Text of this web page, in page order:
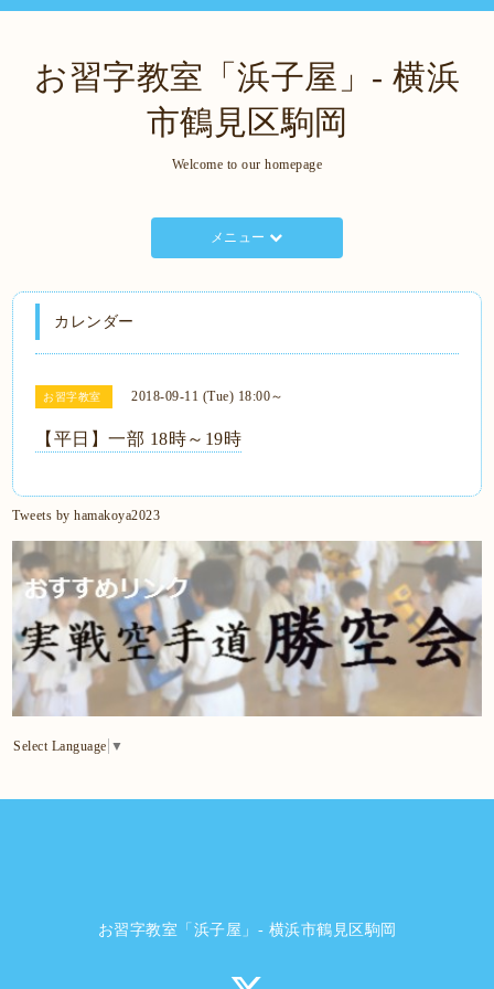
お習字教室「浜子屋」- 横浜
市鶴見区駒岡
Welcome to our homepage
メニュー
カレンダー
お習字教室 2018-09-11 (Tue) 18:00～
【平日】一部 18時～19時
Tweets by hamakoya2023
Select Language ▼
お習字教室「浜子屋」- 横浜市鶴見区駒岡